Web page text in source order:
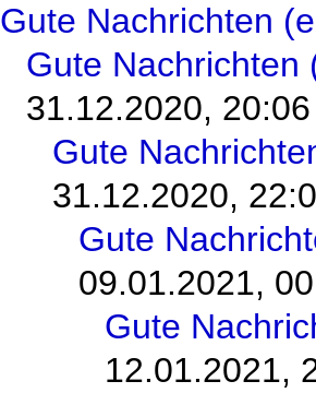
Gute Nachrichten
Gute Nachrichten
31.12.2020, 20:06
Gute
31.12.2020,
Gute
09.01.2021,
Gute
12.01.2021,